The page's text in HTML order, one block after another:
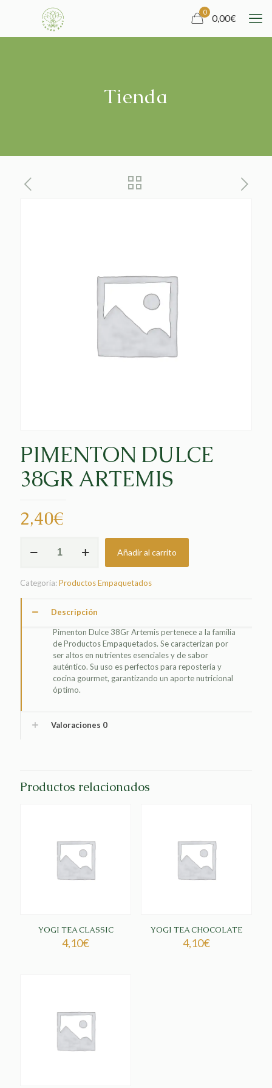
0
0,00€
Tienda
PIMENTON DULCE
38GR ARTEMIS
2,40€
DULCE
cantidad
Añadir al carrito
Categoría:Productos Empaquetados
Descripción
Pimenton Dulce 38Gr Artemis pertenece a la familia
de Productos Empaquetados. Se caracterizan por
ser altos en nutrientes esenciales y de sabor
auténtico. Su uso es perfectos para repostería y
cocina gourmet, garantizando un aporte nutricional
óptimo.
Valoraciones 0
Productos relacionados
YOGI TEA CLASSIC
4,10€
YOGI TEA CHOCOLATE
4,10€